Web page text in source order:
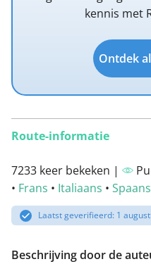
kennis met
Ontdek
Route-informatie
7233 keer bekeken |
• Frans • Italiaans • Spaans
Laatst geverifieerd: 1
Beschrijving door de